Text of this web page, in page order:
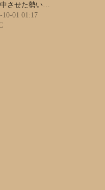
させた勢い…
10-01 01:17